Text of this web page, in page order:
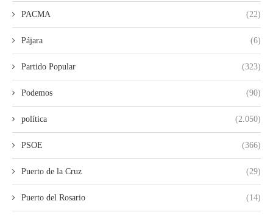
PACMA (22)
Pájara (6)
Partido Popular (323)
Podemos (90)
política (2.050)
PSOE (366)
Puerto de la Cruz (29)
Puerto del Rosario (14)